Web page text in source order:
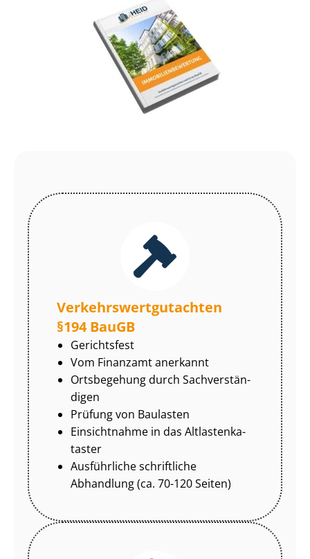
Ver­kehrs­wert­gut­ach­ten
§194 BauGB
Gerichtsfest
Vom Finanzamt anerkannt
Ortsbegehung durch Sach­ver­stän­
di­gen
Prüfung von Baulasten
Einsichtnahme in das Alt­las­ten­ka­
tas­ter
Ausführliche schriftliche
Abhandlung (ca. 70-120 Seiten)